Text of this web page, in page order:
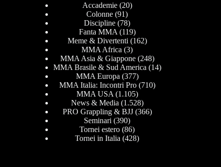
Accademie(20)
Colonne (91)
Discipline (78)
Fanta MMA (119)
Meme & Divertenti (162)
MMA Africa (3)
MMA Asia & Giappone(248)
MMA Brasile & Sud America (14)
MMA Europa (377)
MMA Italia: Incontri Pro(710)
MMA USA (1.105)
News & Media (1.528)
PRO Grappling & BJJ(366)
Seminari (390)
Tornei estero (86)
Tornei in Italia (428)